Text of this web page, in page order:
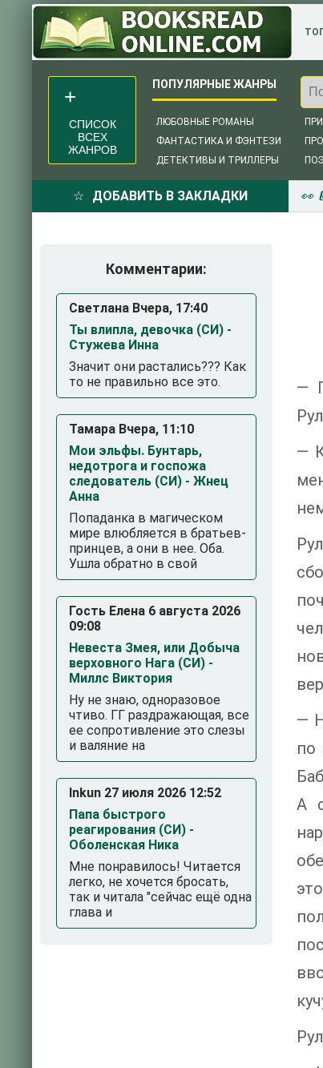
ЛЮБОВНЫЕ РОМАНЫ
ФАНТАСТИКА И ФЭНТЕЗИ
ДЕТЕКТИВЫ И ТРИЛЛЕРЫ
СПИСОК
ВСЕХ
ЖАНРОВ
ДОБАВИТЬ В ЗАКЛАДКИ 👀
—
—
—
по
А
Комментарии:
Светлана Вчера, 17:40
Ты влипла, девочка (СИ) -
Стужева Инна
Значит они растались??? Как
то не правильно все это.
Тамара Вчера, 11:10
Мои эльфы. Бунтарь,
недотрога и госпожа
следователь (СИ) - Жнец
Анна
Попаданка в магическом
мире влюбляется в братьев-
принцев, а они в нее. Оба.
Ушла обратно в свой
Гость Елена 6 августа 2026
09:08
Невеста Змея, или Добыча
верховного Нага (СИ) -
Миллс Виктория
Ну не знаю, одноразовое
чтиво. ГГ раздражающая, все
ее сопротивление это слезы
и валяние на
Inkun 27 июля 2026 12:52
Папа быстрого
реагирования (СИ) -
Оболенская Ника
Мне понравилось! Читается
легко, не хочется бросать,
так и читала "сейчас ещё одна
глава и